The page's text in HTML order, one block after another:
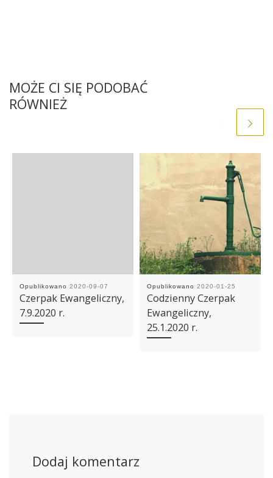
MOŻE CI SIĘ PODOBAĆ
RÓWNIEŻ
Opublikowano 2020-09-07
Czerpak Ewangeliczny,
7.9.2020 r.
Opublikowano 2020-01-25
Codzienny Czerpak
Ewangeliczny,
25.1.2020 r.
Dodaj komentarz